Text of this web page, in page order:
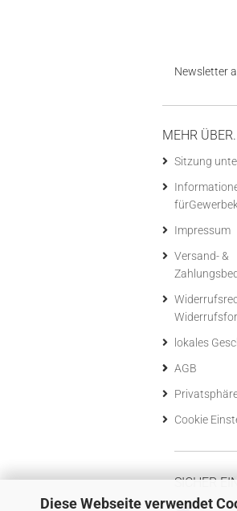
Diese Webseite verwendet
Newsletter
MEHR
Sitzung
Impressum
Versand- &
lokales
AGB
Cookie
SICHER